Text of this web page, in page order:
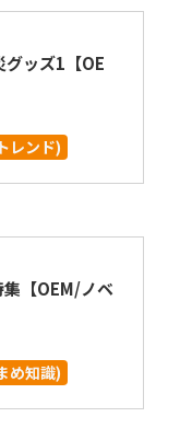
グッズ1【OE
レンド)
【OEM/ノベ
め知識)